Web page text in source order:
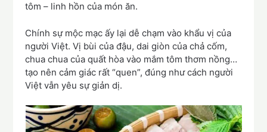
tôm – linh hồn của món ăn.
Chính sự mộc mạc ấy lại dễ chạm vào khẩu vị của
người Việt. Vị bùi của đậu, dai giòn của chả cốm,
chua chua của quất hòa vào mắm tôm thơm nồng…
tạo nên cảm giác rất “quen”, đúng như cách người
Việt vẫn yêu sự giản dị.